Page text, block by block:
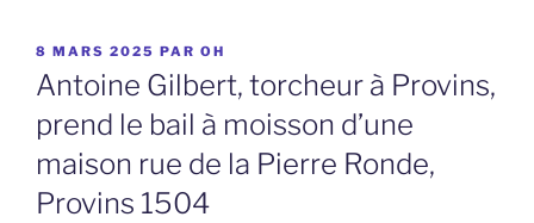
PUBLIÉ
LE
8 MARS 2025 PAR OH
Antoine Gilbert, torcheur à Provins,
prend le bail à moisson d’une
maison rue de la Pierre Ronde,
Provins 1504